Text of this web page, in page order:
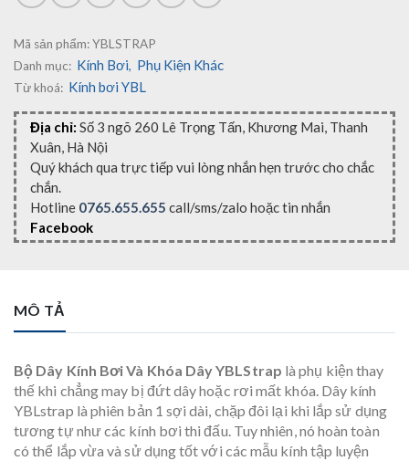
Mã sản phẩm:YBLSTRAP
Danh mục: Kính Bơi, Phụ Kiện Khác
Từ khoá: Kính bơi YBL
Địa chỉ: Số 3 ngõ 260 Lê Trọng Tấn, Khương Mai, Thanh
Xuân, Hà Nội
Quý khách qua trực tiếp vui lòng nhắn hẹn trước cho chắc
chắn.
Hotline 0765.655.655 call/sms/zalo hoặc tin nhắn
Facebook
MÔ TẢ
Bộ Dây Kính Bơi Và Khóa Dây YBLStrap là phụ kiện thay
thế khi chẳng may bị đứt dây hoặc rơi mất khóa. Dây kính
YBLstrap là phiên bản 1 sợi dài, chặp đôi lại khi lắp sử dụng
tương tự như các kính bơi thi đấu. Tuy nhiên, nó hoàn toàn
có thể lắp vừa và sử dụng tốt với các mẫu kính tập luyện